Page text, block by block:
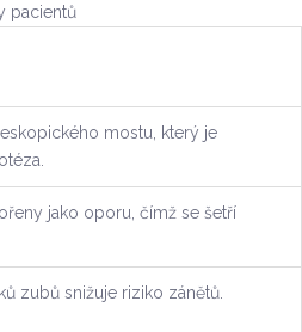
pacientů
mostu, který je
jako oporu, čímž se šetří
zubů snižuje riziko zánětů.